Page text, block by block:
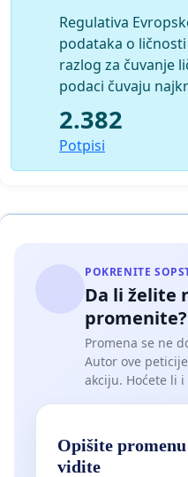
Regulativa
podataka o
razlog za čuvanje
podaci čuvaju
2.382
Potpisi
POKRENITE
Da li želite
promenite?
Promena se ne
Autor ove
akciju. Hoćete li
Opišite
vidite